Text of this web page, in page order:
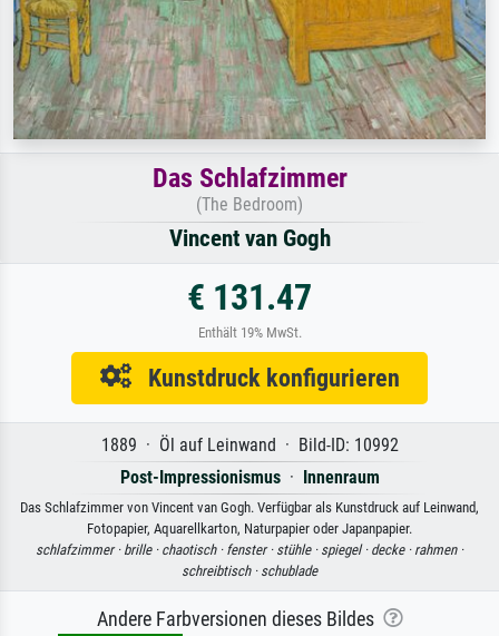
Das Schlafzimmer
(The Bedroom)
Vincent van Gogh
€ 131.47
Enthält 19% MwSt.
Kunstdruck konfigurieren
1889 · Öl auf Leinwand · Bild-ID: 10992
Post-Impressionismus· Innenraum
Das Schlafzimmer von Vincent van Gogh. Verfügbar als Kunstdruck auf Leinwand,
Fotopapier, Aquarellkarton, Naturpapier oder Japanpapier.
schlafzimmer · brille · chaotisch · fenster · stühle · spiegel · decke · rahmen ·
schreibtisch · schublade
Andere Farbversionen dieses Bildes